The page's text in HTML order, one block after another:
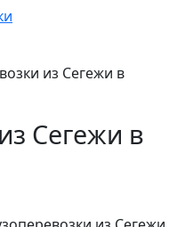
из Сегежи в
Сегежи в